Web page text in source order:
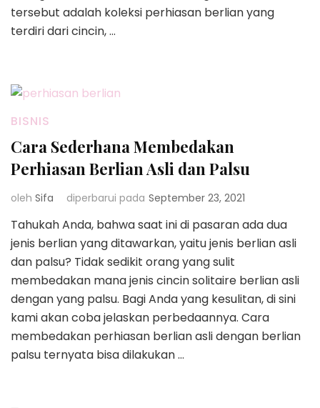
tersebut adalah koleksi perhiasan berlian yang
terdiri dari cincin, …
BISNIS
Cara Sederhana Membedakan
Perhiasan Berlian Asli dan Palsu
oleh Sifa diperbarui pada September 23, 2021
Tahukah Anda, bahwa saat ini di pasaran ada dua
jenis berlian yang ditawarkan, yaitu jenis berlian asli
dan palsu? Tidak sedikit orang yang sulit
membedakan mana jenis cincin solitaire berlian asli
dengan yang palsu. Bagi Anda yang kesulitan, di sini
kami akan coba jelaskan perbedaannya. Cara
membedakan perhiasan berlian asli dengan berlian
palsu ternyata bisa dilakukan …